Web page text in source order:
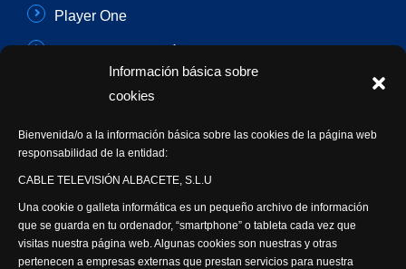
Información básica sobre
cookies
Bienvenida/o a la información básica sobre las cookies de la página web
responsabilidad de la entidad:
CABLE TELEVISIÓN ALBACETE, S.L.U
Una cookie o galleta informática es un pequeño archivo de información
que se guarda en tu ordenador, “smartphone” o tableta cada vez que
visitas nuestra página web. Algunas cookies son nuestras y otras
pertenecen a empresas externas que prestan servicios para nuestra
Player One
Síguenos